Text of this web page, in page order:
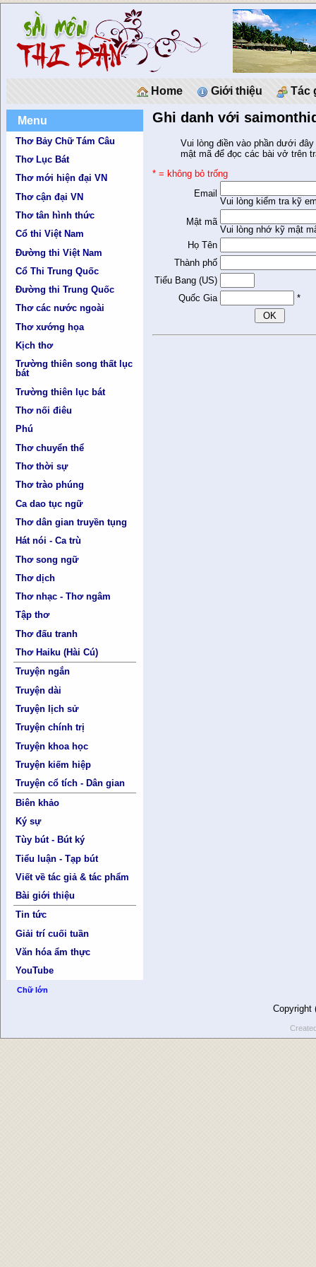
Home Giới thiệu Tác
Menu
Thơ Bảy Chữ Tám Câu
Thơ Lục Bát
Thơ mới hiện đại VN
Thơ cận đại VN
Thơ tân hình thức
Cổ thi Việt Nam
Đường thi Việt Nam
Cổ Thi Trung Quốc
Đường thi Trung Quốc
Thơ các nước ngoài
Thơ xướng họa
Kịch thơ
Trường thiên song thất lục
bát
Trường thiên lục bát
Thơ nối điêu
Phú
Thơ chuyển thể
Thơ thời sự
Thơ trào phúng
Ca dao tục ngữ
Thơ dân gian truyền tụng
Hát nói - Ca trù
Thơ song ngữ
Thơ dịch
Thơ nhạc - Thơ ngâm
Tập thơ
Thơ đấu tranh
Thơ Haiku (Hài Cú)
Truyện ngắn
Truyện dài
Truyện lịch sử
Truyện chính trị
Truyện khoa học
Truyện kiếm hiệp
Truyện cổ tích - Dân gian
Biên khảo
Ký sự
Tùy bút - Bút ký
Tiểu luận - Tạp bút
Viết về tác giả & tác phẩm
Bài giới thiệu
Tin tức
Giải trí cuối tuần
Văn hóa ẩm thực
YouTube
Chữ lớn
Ghi danh với
Vui lòng điền vào phần dưới
mật mã để đọc các bài vở trên
* = không bỏ trống
Email
Vui lòng kiểm tra kỹ
Mật mã
Vui lòng nhớ kỹ mật
Họ Tên
Thành phố
Tiểu Bang (US)
Quốc Gia
*
Copyright